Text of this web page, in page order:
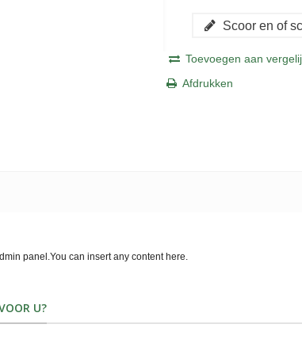
Scoor en of
Toevoegen aan
Afdrukken
panel.You can insert any content here.
U?